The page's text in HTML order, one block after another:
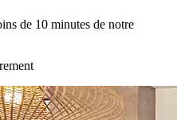
de 10 minutes de notre